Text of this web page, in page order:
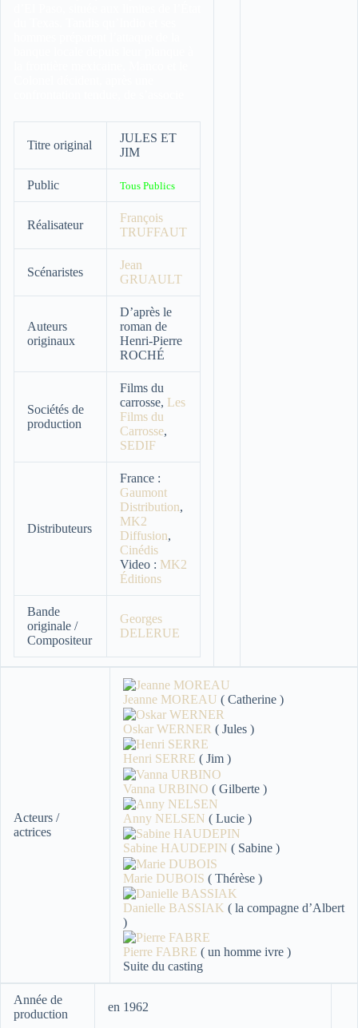
Titre original
JULES ET
JIM
Public Tous Publics
Réalisateur
François
TRUFFAUT
Scénaristes
Jean
GRUAULT
Auteurs
originaux
D’après le
roman de
Henri-Pierre
ROCHÉ
Sociétés de
production
Films du
carrosse, Les
Films du
Carrosse,
SEDIF
Distributeurs
France :
Gaumont
Distribution,
MK2
Diffusion,
Cinédis
Video : MK2
Éditions
Bande
originale /
Compositeur
Georges
DELERUE
Acteurs /
actrices
Jeanne MOREAU ( Catherine )
Oskar WERNER ( Jules )
Henri SERRE ( Jim )
Vanna URBINO ( Gilberte )
Anny NELSEN ( Lucie )
Sabine HAUDEPIN ( Sabine )
Marie DUBOIS ( Thérèse )
Danielle BASSIAK ( la compagne d’Albert
)
Pierre FABRE ( un homme ivre )
Suite du casting
Année de
production
en 1962